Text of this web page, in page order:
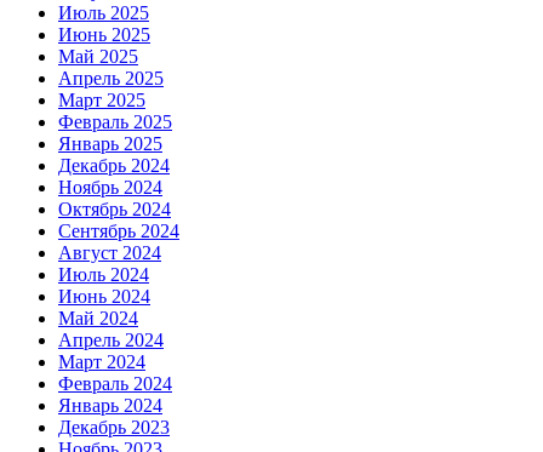
Июль 2025
Июнь 2025
Май 2025
Апрель 2025
Март 2025
Февраль 2025
Январь 2025
Декабрь 2024
Ноябрь 2024
Октябрь 2024
Сентябрь 2024
Август 2024
Июль 2024
Июнь 2024
Май 2024
Апрель 2024
Март 2024
Февраль 2024
Январь 2024
Декабрь 2023